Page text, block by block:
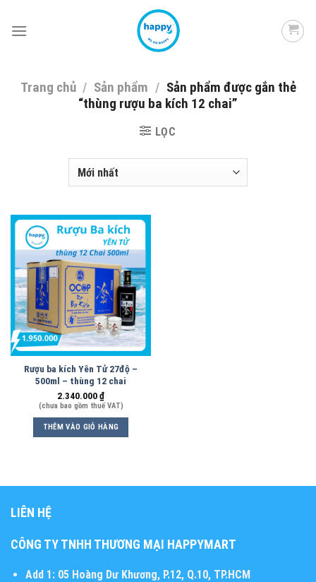
Trang chủ / Sản phẩm / Sản phẩm được gắn thẻ
“thùng rượu ba kích 12 chai”
LỌC
Rượu ba kích Yên Tử 27độ –
500ml – thùng 12 chai
2.340.000₫
(chưa bao gồm thuế VAT)
THÊM VÀO GIỎ HÀNG
LIÊN HỆ
CÔNG TY TNHH THƯƠNG MẠI HAPPYMART
Add 1:05 Hoàng Dư Khương, P.12, Q.10, TP.HCM